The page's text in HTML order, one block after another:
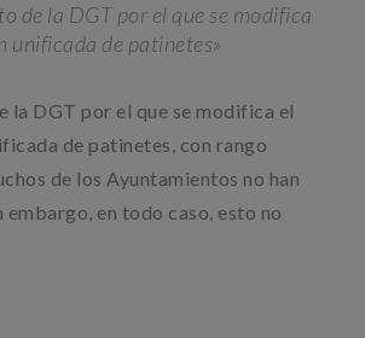
de la DGT por el que se modifica
unificada de patinetes»
la DGT por el que se modifica el
de patinetes, con rango
de los Ayuntamientos no han
en todo caso, esto no